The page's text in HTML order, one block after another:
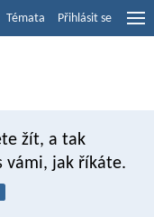
Témata Přihlásit se
žít, a tak
vámi, jak říkáte.